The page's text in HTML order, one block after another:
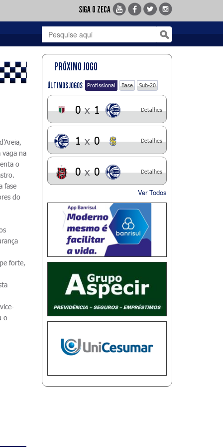
SIGA O ZECA
vaga na
o
fase
do
forte,
o
PRÓXIMO JOGO
ÚLTIMOS JOGOS Profissional Base Sub-20
0 x 1 Detalhes
1 x 0 Detalhes
0 x 0 Detalhes
Ver Todos